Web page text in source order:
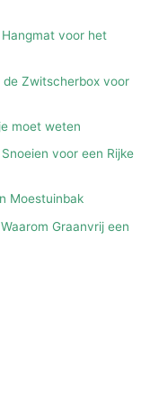
voor het
de Zwitscherbox voor
moet weten
voor een Rijke
Moestuinbak
Graanvrij een